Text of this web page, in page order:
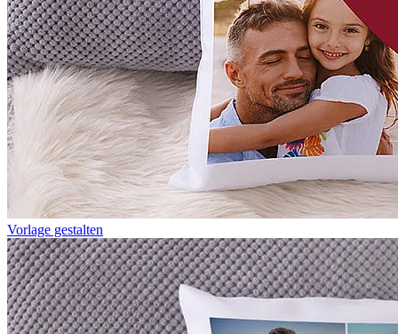
Vorlage gestalten